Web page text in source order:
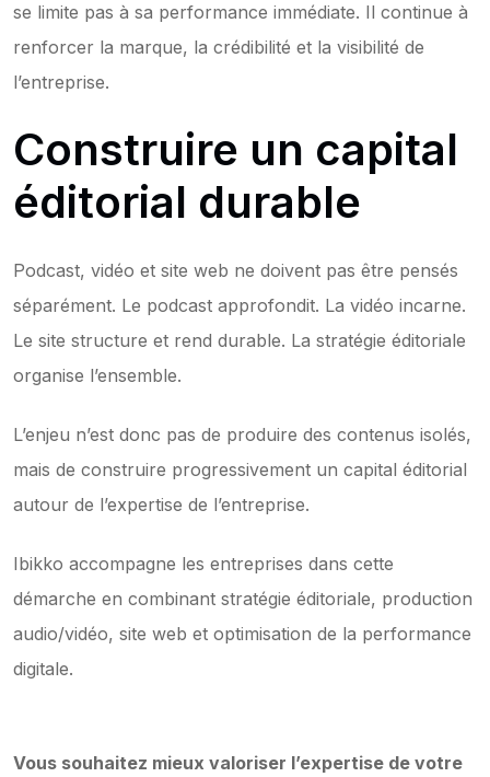
se limite pas à sa performance immédiate. Il continue à
renforcer la marque, la crédibilité et la visibilité de
l’entreprise.
Construire un capital
éditorial durable
Podcast, vidéo et site web ne doivent pas être pensés
séparément. Le podcast approfondit. La vidéo incarne.
Le site structure et rend durable. La stratégie éditoriale
organise l’ensemble.
L’enjeu n’est donc pas de produire des contenus isolés,
mais de construire progressivement un capital éditorial
autour de l’expertise de l’entreprise.
Ibikko accompagne les entreprises dans cette
démarche en combinant stratégie éditoriale, production
audio/vidéo, site web et optimisation de la performance
digitale.
Vous souhaitez mieux valoriser l’expertise de votre